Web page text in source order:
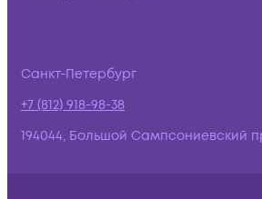
Санкт-Петербург
+7 (812) 918-98-38
194044, Большой Сампсониевский